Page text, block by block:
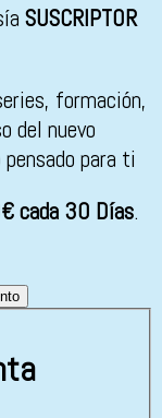
SUSCRIPTOR
formación,
del nuevo
para ti
cada 30 Días.